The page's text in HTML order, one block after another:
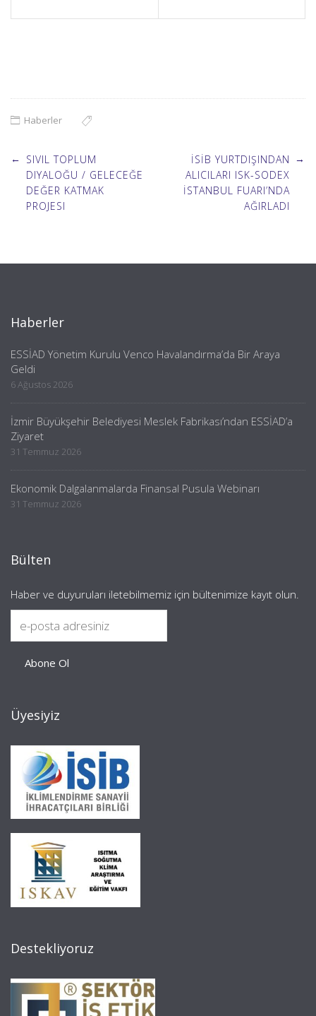
Haberler
Post
navigation
← SIVIL TOPLUM
DIYALOĞU / GELECEĞE
DEĞER KATMAK
PROJESI
İSİB YURTDIŞINDAN
ALICILARI ISK-SODEX
İSTANBUL FUARI’NDA
AĞIRLADI
→
Haberler
ESSİAD Yönetim Kurulu Venco Havalandırma’da Bir Araya
Geldi
6 Ağustos 2026
İzmir Büyükşehir Belediyesi Meslek Fabrikası’ndan ESSİAD’a
Ziyaret
31 Temmuz 2026
Ekonomik Dalgalanmalarda Finansal Pusula Webinarı
31 Temmuz 2026
Bülten
Haber ve duyuruları iletebilmemiz için bültenimize kayıt olun.
Üyesiyiz
Destekliyoruz